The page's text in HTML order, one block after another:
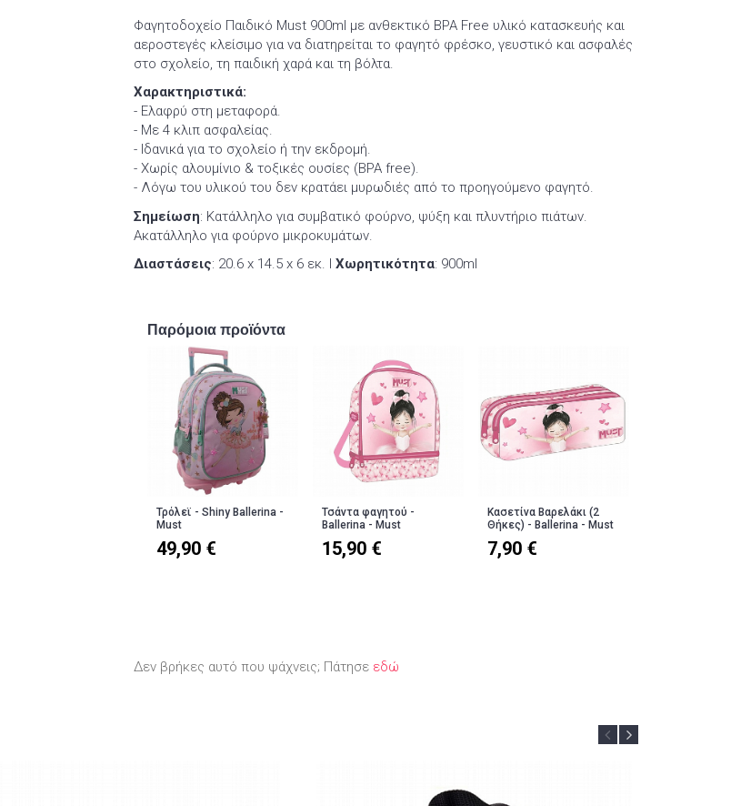
Φαγητοδοχείο Παιδικό Must 900ml με ανθεκτικό BPA Free υλικό κατασκευής και
αεροστεγές κλείσιμο για να διατηρείται το φαγητό φρέσκο, γευστικό και ασφαλές
στο σχολείο, τη παιδική χαρά και τη βόλτα.
Χαρακτηριστικά:
- Ελαφρύ στη μεταφορά.
- Με 4 κλιπ ασφαλείας.
- Ιδανικά για το σχολείο ή την εκδρομή.
- Χωρίς αλουμίνιο & τοξικές ουσίες (BPA free).
- Λόγω του υλικού του δεν κρατάει μυρωδιές από το προηγούμενο φαγητό.
Σημείωση: Κατάλληλο για συμβατικό φούρνο, ψύξη και πλυντήριο πιάτων.
Ακατάλληλο για φούρνο μικροκυμάτων.
Διαστάσεις: 20.6 x 14.5 x 6 εκ. Ι Χωρητικότητα: 900ml
Παρόμοια προϊόντα
Τρόλεϊ - Shiny Ballerina -
Must
49,90 €
Τσάντα φαγητού -
Ballerina - Must
15,90 €
Κασετίνα Βαρελάκι (2
Θήκες) - Ballerina - Must
7,90 €
Δεν βρήκες αυτό που ψάχνεις; Πάτησε εδώ